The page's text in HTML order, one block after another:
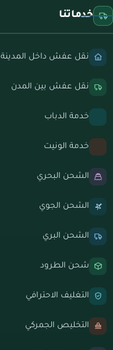
خدماتنا
نقل عفش داخل المدينة
نقل عفش بين المدن
خدمة الدباب
خدمة الونيت
الشحن البحري
الشحن الجوي
الشحن البري
شحن الطرود
التغليف الاحترافي
التخليص الجمركي